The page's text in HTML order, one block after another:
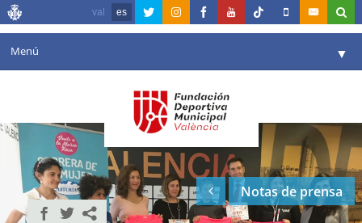
val es
Menú ▼
Agenda
Instalaciones
Comunicación ▼
Notas de prensa